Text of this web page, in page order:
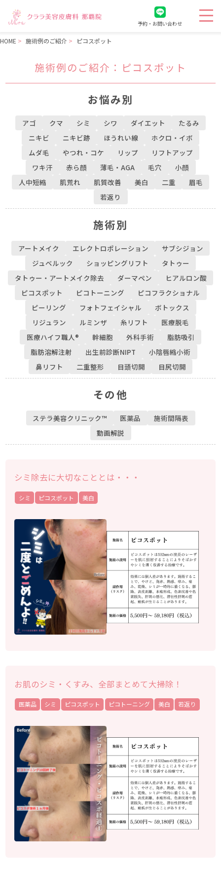
予約・お問い合わせ
HOME 施術例のご紹介 ピコスポット
施術例のご紹介 ：ピコスポット
お悩み別
アゴ クマ シミ シワ ダイエット
たるみ
ニキビ
ニキビ跡 ほうれい線
ホクロ・イボ
ムダ毛
やつれ・コケ リップ
リフトアップ
ワキ汗
赤ら顔 薄毛・AGA 毛穴
小顔
人中短縮
肌荒れ 肌質改善 美白 二重
眉毛
若返り
施術別
アートメイク エレクトロポレーション
サブシジョン
ジュベルック
ショッピングリフト
タトゥー
タトゥー・アートメイク除去
ダーマペン
ヒアルロン酸
ピコスポット
ピコトーニング
ピコフラクショナル
ピーリング
フォトフェイシャル
ボトックス
リジュラン
ルミンザ 糸リフト
医療脱毛
医療ハイフ職人®
幹細胞 外科手術
脂肪吸引
脂肪溶解注射
出生前診断NIPT
小陰唇縮小術
鼻リフト
二重整形 目頭切開 目尻切開
その他
ステラ美容クリニック™︎ 医薬品
施術間隔表
動画解説
シミ除去に大切なこととは・・・
シミ ピコスポット 美白
お肌のシミ・くすみ、全部まとめて大掃除！
医薬品 シミ ピコスポット ピコトーニング 美白 若返り